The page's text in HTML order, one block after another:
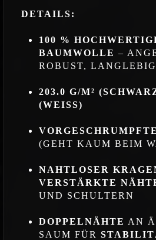
DETAILS:
100 %
BAUMWOLLE –
ROBUST, LANGLEBIG
203.0 G/M²
(WEISS)
(GEHT KAUM BEIM
NAHTLOSER
VERSTÄRKTE
UND SCHULTERN
DOPPELNÄHTE AN
SAUM FÜR